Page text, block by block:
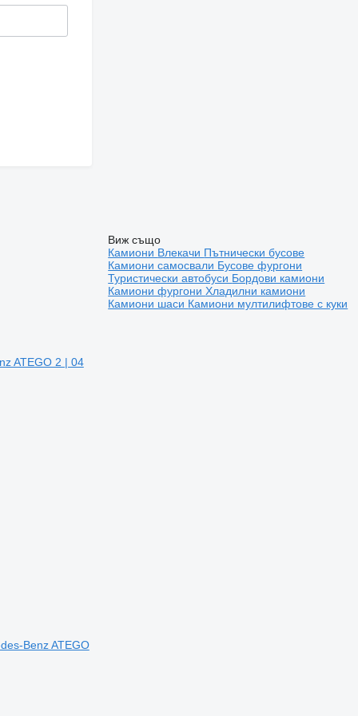
ATEGO 2 | 04
Benz ATEGO
Виж също
Камиони Влекачи Пътнически бусове
Камиони самосвали Бусове фургони
Туристически автобуси Бордови камиони
Камиони фургониХладилни камиони
Камиони шаси Камиони мултилифтове с куки